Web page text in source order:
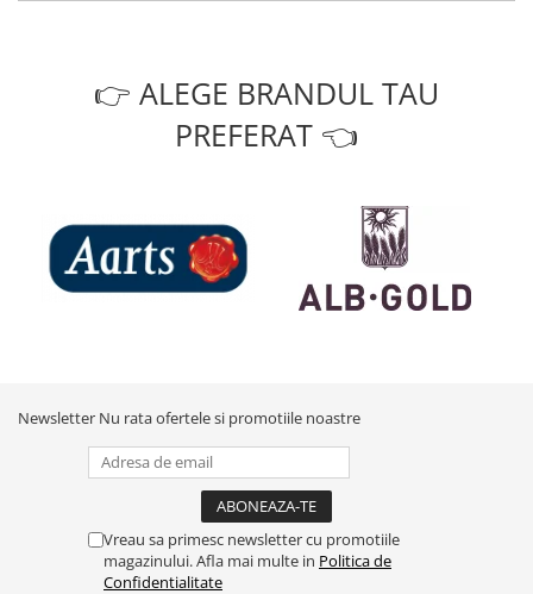
👉 ALEGE BRANDUL TAU
PREFERAT 👈
Newsletter Nu rata ofertele si promotiile noastre
Vreau sa primesc newsletter cu promotiile
magazinului. Afla mai multe in Politica de
Confidentialitate